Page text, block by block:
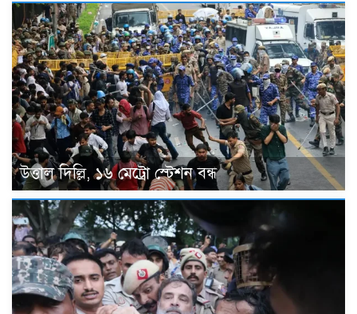
উত্তাল দিল্লি, ১৬ মেট্রো স্টেশন বন্ধ